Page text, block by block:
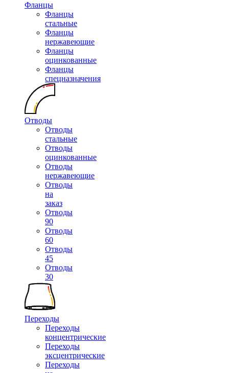
Фланцы
Фланцы
стальные
Фланцы
нержавеющие
Фланцы
оцинкованные
Фланцы
спецназначения
Отводы
Отводы
стальные
Отводы
оцинкованные
Отводы
нержавеющие
Отводы
на
заказ
Отводы
90
Отводы
60
Отводы
45
Отводы
30
Переходы
Переходы
концентрические
Переходы
эксцентрические
Переходы